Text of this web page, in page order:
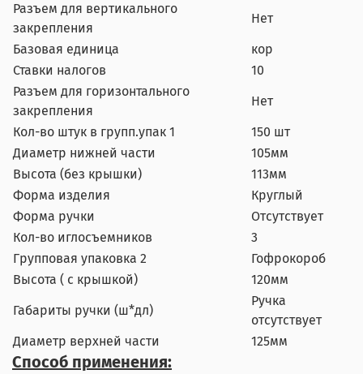
Разъем для вертикального
закрепления
Нет
Базовая единица
кор
Ставки налогов
10
Разъем для горизонтального
закрепления
Нет
Кол-во штук в групп.упак 1
150 шт
Диаметр нижней части
105мм
Высота (без крышки)
113мм
Форма изделия
Круглый
Форма ручки
Отсутствует
Кол-во иглосъемников
3
Групповая упаковка 2
Гофрокороб
Высота ( с крышкой)
120мм
Габариты ручки (ш*дл)
Ручка
отсутствует
Диаметр верхней части
125мм
Способ применения: